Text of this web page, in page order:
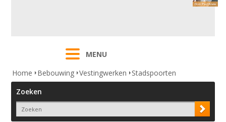
MENU
Home
Bebouwing Vestingwerken
Stadspoorten
Zoeken